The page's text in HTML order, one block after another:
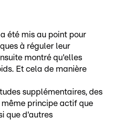
été mis au point pour
à réguler leur
montré qu'elles
Et cela de manière
supplémentaires, des
principe actif que
que d'autres